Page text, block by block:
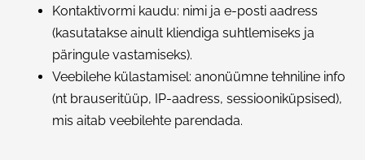
Kontaktivormi kaudu: nimi ja e-posti aadress
(kasutatakse ainult kliendiga suhtlemiseks ja
päringule vastamiseks).
Veebilehe külastamisel: anonüümne tehniline info
(nt brauseritüüp, IP-aadress, sessiooniküpsised),
mis aitab veebilehte parendada.